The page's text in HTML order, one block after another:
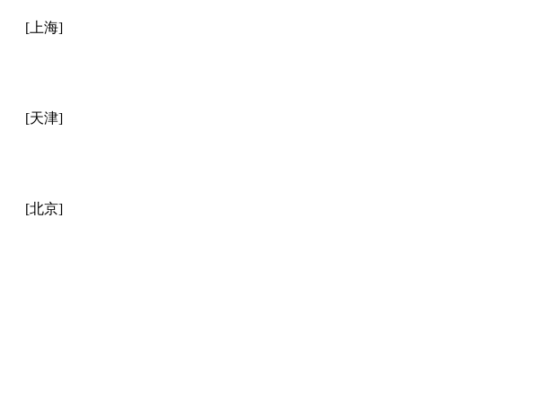
[上海]
[天津]
[北京]